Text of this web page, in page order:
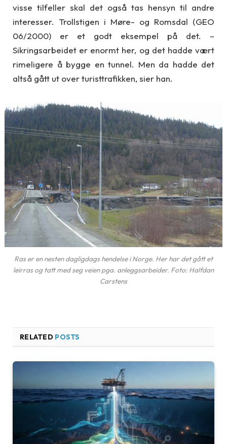
visse tilfeller skal det også tas hensyn til andre
interesser. Trollstigen i Møre- og Romsdal (GEO
06/2000) er et godt eksempel på det. –
Sikringsarbeidet er enormt her, og det hadde vært
rimeligere å bygge en tunnel. Men da hadde det
altså gått ut over turisttrafikken, sier han.
Ras er en nesten dagligdags hendelse i Norge. Her har det gått et
leirras og tatt med seg veien pga. anleggsarbeider. Foto: Halfdan
Carstens
RELATED POSTS